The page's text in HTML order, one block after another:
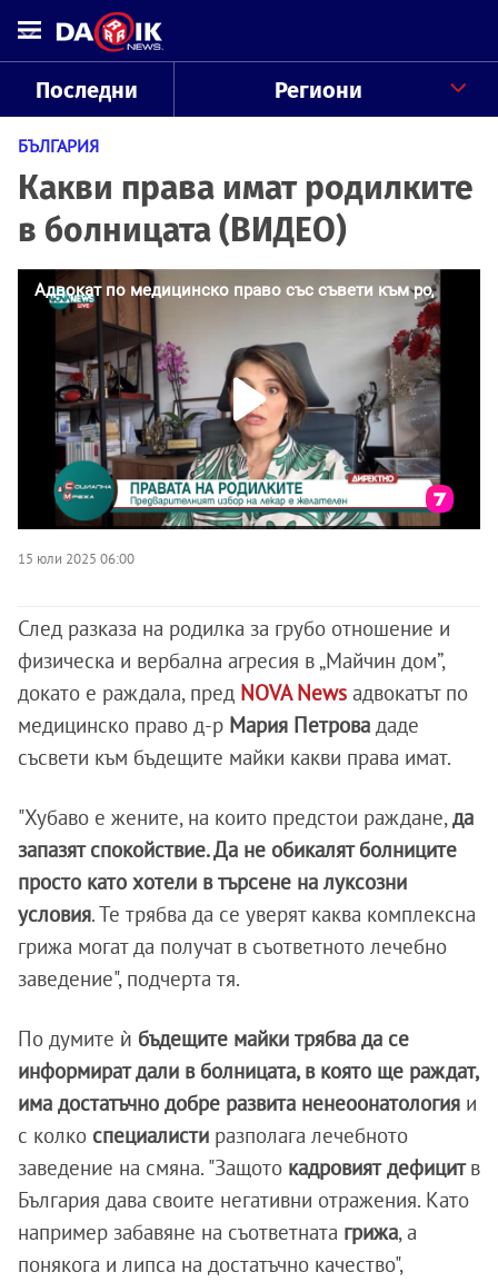
Последни Региони
БЪЛГАРИЯ
Какви права имат родилките
в болницата (ВИДЕО)
15 юли 2025 06:00
След разказа на родилка за грубо отношение и
физическа и вербална агресия в „Майчин дом”,
докато е раждала, пред NOVA News адвокатът по
медицинско право д-р Мария Петрова даде
съсвети към бъдещите майки какви права имат.
"Хубаво е жените, на които предстои раждане,да
запазят спокойствие. Да не обикалят болниците
просто като хотели в търсене на луксозни
условия. Те трябва да се уверят каква комплексна
грижа могат да получат в съответното лечебно
заведение", подчерта тя.
По думите ѝ бъдещите майки трябва да се
информират дали в болницата, в която ще раждат,
има достатъчно добре развита ненеоонатология и
с колко специалисти разполага лечебното
заведение на смяна. "Защото кадровият дефицитв
България дава своите негативни отражения. Като
например забавяне на съответната грижа, а
понякога и липса на достатъчно качество",